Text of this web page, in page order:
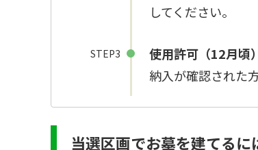
してください。
STEP3
使用許可（12月頃）
納入が確認された
当選区画でお墓を建てるに